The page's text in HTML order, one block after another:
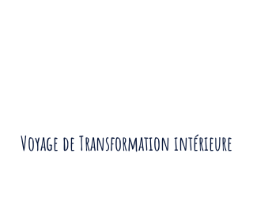
Voyage de Transformation intérieure